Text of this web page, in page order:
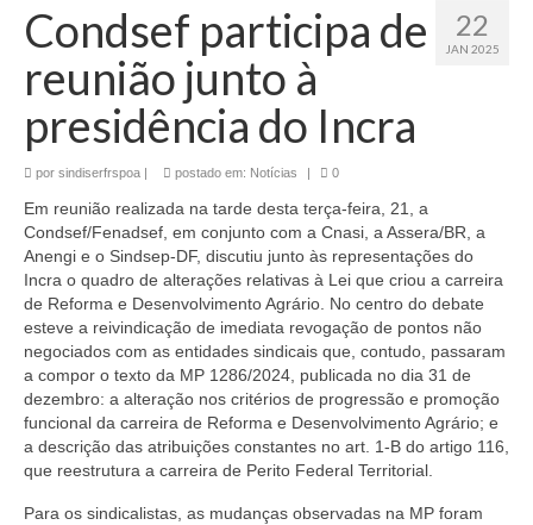
22
JAN 2025
Condsef participa de
reunião junto à
presidência do Incra
por sindiserfrspoa | postado em: Notícias | 0
Em reunião realizada na tarde desta terça-feira, 21, a
Condsef/Fenadsef, em conjunto com a Cnasi, a Assera/BR, a
Anengi e o Sindsep-DF, discutiu junto às representações do
Incra o quadro de alterações relativas à Lei que criou a carreira
de Reforma e Desenvolvimento Agrário. No centro do debate
esteve a reivindicação de imediata revogação de pontos não
negociados com as entidades sindicais que, contudo, passaram
a compor o texto da MP 1286/2024, publicada no dia 31 de
dezembro: a alteração nos critérios de progressão e promoção
funcional da carreira de Reforma e Desenvolvimento Agrário; e
a descrição das atribuições constantes no art. 1-B do artigo 116,
que reestrutura a carreira de Perito Federal Territorial.
Para os sindicalistas, as mudanças observadas na MP foram